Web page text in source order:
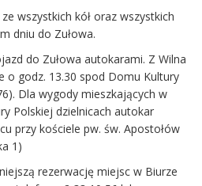
wszystkich kół oraz wszystkich
dniu do Zułowa.
do Zułowa autokarami. Z Wilna
o godz. 13.30 spod Domu Kultury
Dla wygody mieszkających w
Polskiej dzielnicach autokar
przy kościele pw. św. Apostołów
1)
rezerwację miejsc w Biurze